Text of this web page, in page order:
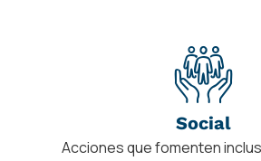
Social
Acciones que fomenten